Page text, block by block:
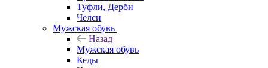
Туфли, Дерби
Челси
Мужская обувь
Назад
Мужская обувь
Кеды